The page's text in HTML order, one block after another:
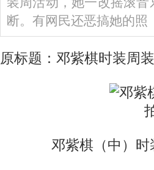
断。有网民还恶搞她的照
原标题：邓紫棋时装周
邓紫棋（中）时装